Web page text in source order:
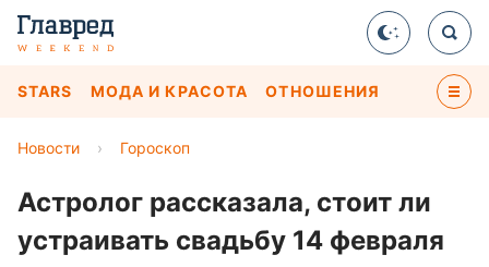
STARS МОДА И КРАСОТА ОТНОШЕНИЯ
Новости › Гороскоп
Астролог рассказала, стоит ли
устраивать свадьбу 14 февраля